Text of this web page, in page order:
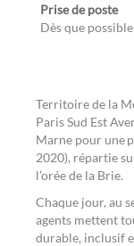
Prise de poste
Dès que possible
Territoire de la
Paris Sud Est
Marne pour une
2020), répartie
l’orée de la Brie.
Chaque jour, au
agents mettent
durable, inclusif